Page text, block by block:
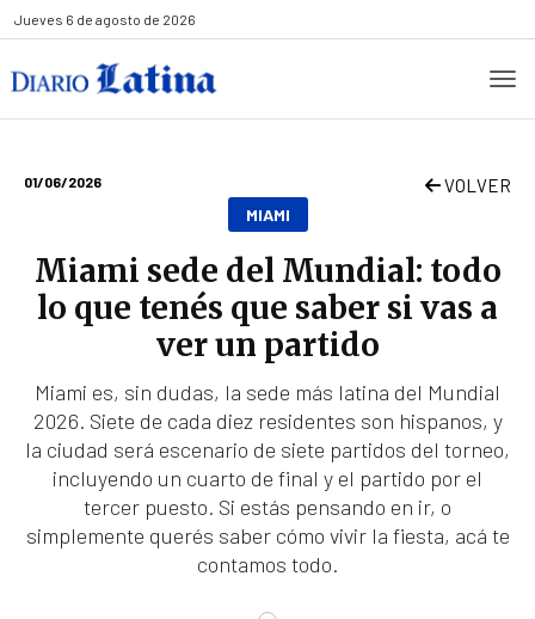
Jueves 6 de agosto de 2026
01/06/2026 VOLVER
MIAMI
Miami sede del Mundial: todo
lo que tenés que saber si vas a
ver un partido
Miami es, sin dudas, la sede más latina del Mundial
2026. Siete de cada diez residentes son hispanos, y
la ciudad será escenario de siete partidos del torneo,
incluyendo un cuarto de final y el partido por el
tercer puesto. Si estás pensando en ir, o
simplemente querés saber cómo vivir la fiesta, acá te
contamos todo.